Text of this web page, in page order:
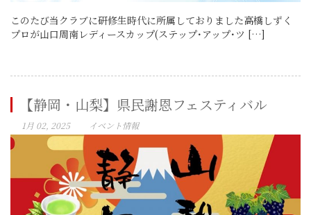
このたび当クラブに研修生時代に所属しておりました高橋しずく
プロが山口周南レディースカップ(ステップ･アップ･ツ […]
【静岡・山梨】県民謝恩フェスティバル
1月 02, 2025 イベント情報